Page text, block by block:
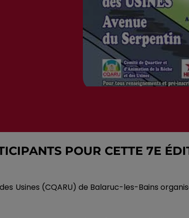
POUR CETTE 7E
Usines (CQARU) de Balaruc-les-Bains